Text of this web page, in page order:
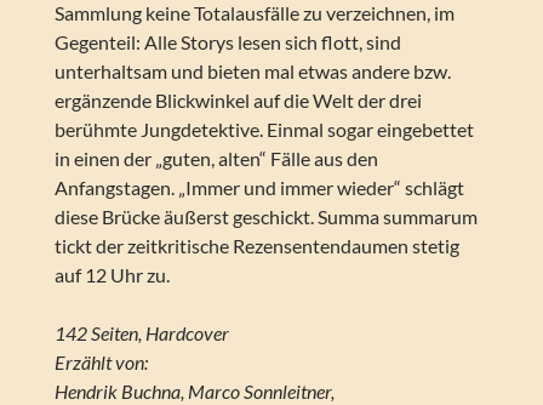
Sammlung keine Totalausfälle zu verzeichnen, im
Gegenteil: Alle Storys lesen sich flott, sind
unterhaltsam und bieten mal etwas andere bzw.
ergänzende Blickwinkel auf die Welt der drei
berühmte Jungdetektive. Einmal sogar eingebettet
in einen der „guten, alten“ Fälle aus den
Anfangstagen. „Immer und immer wieder“ schlägt
diese Brücke äußerst geschickt. Summa summarum
tickt der zeitkritische Rezensentendaumen stetig
auf 12 Uhr zu.
142 Seiten, Hardcover
Erzählt von:
Hendrik Buchna, Marco Sonnleitner,